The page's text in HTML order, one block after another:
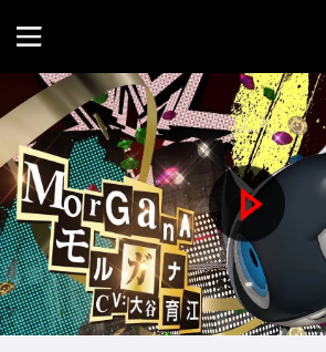
首页
游戏评测
地图攻略
P
l
a